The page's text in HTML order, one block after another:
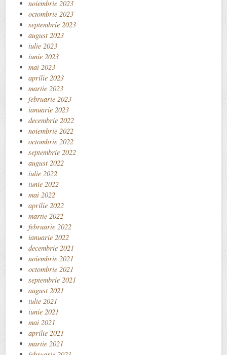
noiembrie 2023
octombrie 2023
septembrie 2023
august 2023
iulie 2023
iunie 2023
mai 2023
aprilie 2023
martie 2023
februarie 2023
ianuarie 2023
decembrie 2022
noiembrie 2022
octombrie 2022
septembrie 2022
august 2022
iulie 2022
iunie 2022
mai 2022
aprilie 2022
martie 2022
februarie 2022
ianuarie 2022
decembrie 2021
noiembrie 2021
octombrie 2021
septembrie 2021
august 2021
iulie 2021
iunie 2021
mai 2021
aprilie 2021
martie 2021